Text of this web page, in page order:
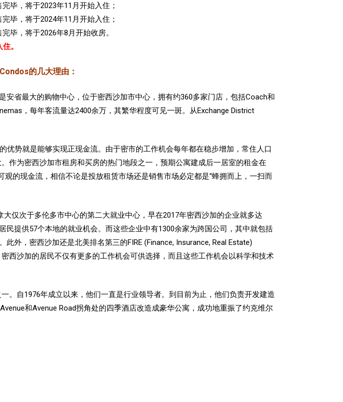
毕，将于2023年11月开始入住；
毕，将于2024年11月开始入住；
毕，将于2026年8月开始收房。
。
的几大理由：
安省最大的购物中心，位于密西沙加市中心，拥有约360多家门店，包括Coach和
，每年客流量达2400余万，其繁华程度可见一斑。从Exchange District
势就是能够实现正现金流。由于密市的工作机会每年都在稳步增加，常住人口
作为密西沙加市租房和买房的热门地段之一， 预期公寓建成后一居室的租金在
观的现金流，相信不论是投放租赁市场还是销售市场必定都是“蜂拥而上，一扫而
仅次于多伦多市中心的第二大就业中心，早在2017年密西沙加的企业就多达
民提供57个本地的就业机会。而这些企业中有1300余家为跨国公司，其中就包括
外，密西沙加还是北美排名第三的FIRE (Finance, Insurance, Real Estate)
西沙加的居民不仅有更多的工作机会可供选择，而且这些工作机会以科学和技术
。自1976年成立以来，他们一直是行业领导者。到目前为止，他们负责开发建造
和Avenue Road拐角处的四季酒店改造成豪华公寓，成功地重振了约克维尔